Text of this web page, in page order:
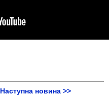
Наступна новина >>